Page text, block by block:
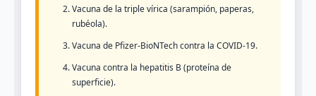
Vacuna de la triple vírica (sarampión, paperas,
rubéola).
Vacuna de Pfizer-BioNTech contra la COVID-19.
Vacuna contra la hepatitis B (proteína de
superficie).